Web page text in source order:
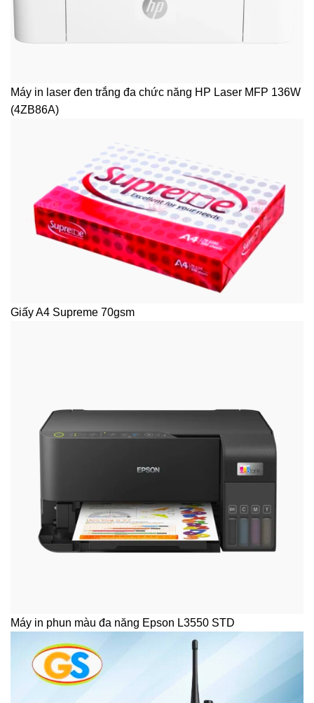
Máy in laser đen trắng đa chức năng HP Laser MFP 136W
(4ZB86A)
Giấy A4 Supreme 70gsm
Máy in phun màu đa năng Epson L3550 STD